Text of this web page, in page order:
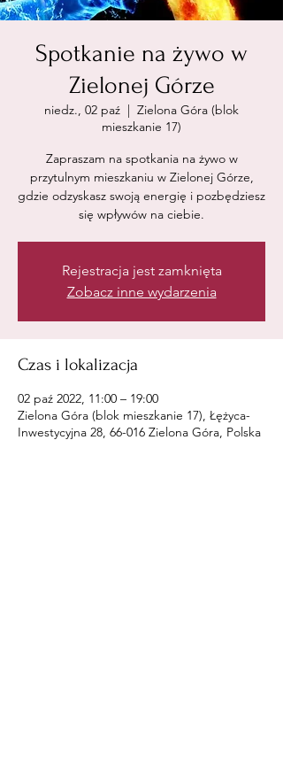
Spotkanie na żywo w
Zielonej Górze
niedz., 02 paź
  |
Zielona Góra (blok
mieszkanie 17)
Zapraszam na spotkania na żywo w
przytulnym mieszkaniu w Zielonej Górze,
gdzie odzyskasz swoją energię i pozbędziesz
się wpływów na ciebie.
Rejestracja jest zamknięta
Zobacz inne wydarzenia
Czas i lokalizacja
02 paź 2022, 11:00 – 19:00
Zielona Góra (blok mieszkanie 17), Łężyca-
Inwestycyjna 28, 66-016 Zielona Góra, Polska